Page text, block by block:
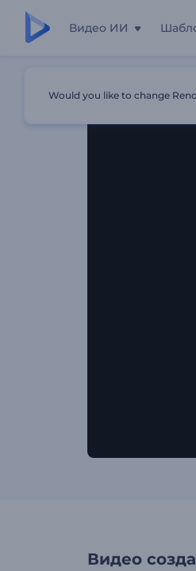
Видео ИИ
Видео
Would you like to change